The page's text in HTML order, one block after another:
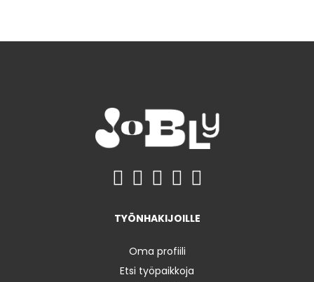
TYÖNHAKIJOILLE
Oma profiili
Etsi työpaikkoja